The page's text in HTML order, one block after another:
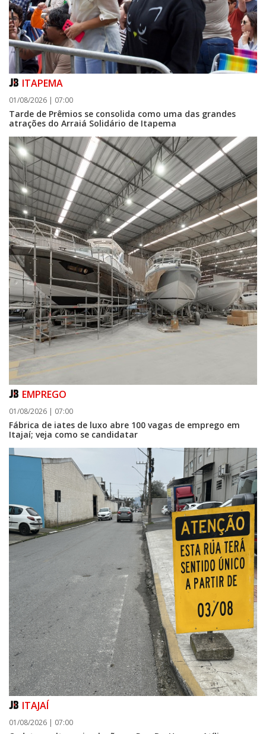
ITAPEMA
01/08/2026 | 07:00
Tarde de Prêmios se consolida como uma das grandes
atrações do Arraiá Solidário de Itapema
EMPREGO
01/08/2026 | 07:00
Fábrica de iates de luxo abre 100 vagas de emprego em
Itajaí; veja como se candidatar
ITAJAÍ
01/08/2026 | 07:00